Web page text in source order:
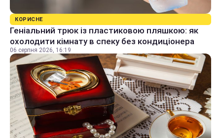
КОРИСНЕ
Геніальний трюк із пластиковою пляшкою: як
охолодити кімнату в спеку без кондиціонера
06 серпня 2026, 16:19